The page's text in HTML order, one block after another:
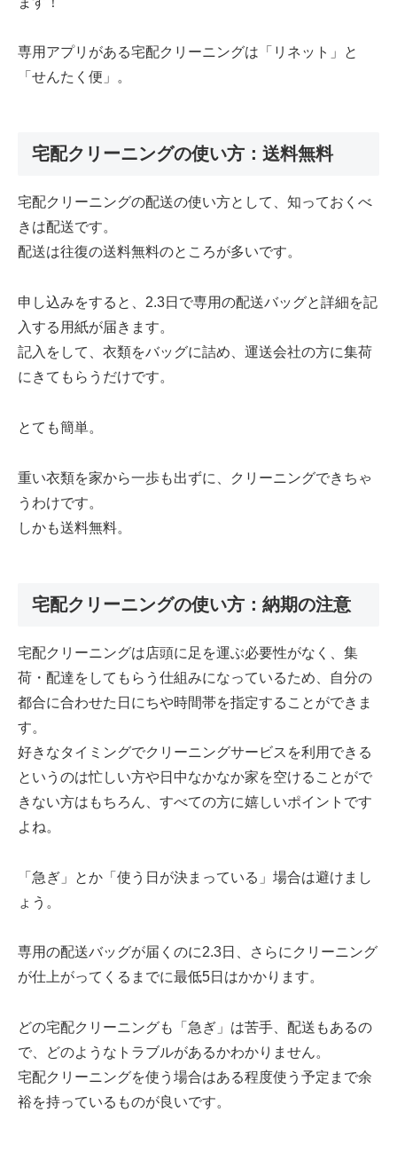
専用アプリがある宅配クリーニングは「リネット」と
「せんたく便」。
宅配クリーニングの使い方：送料無料
宅配クリーニングの配送の使い方として、知っておくべ
きは配送です。
配送は往復の送料無料のところが多いです。
申し込みをすると、2.3日で専用の配送バッグと詳細を記
入する用紙が届きます。
記入をして、衣類をバッグに詰め、運送会社の方に集荷
にきてもらうだけです。
とても簡単。
重い衣類を家から一歩も出ずに、クリーニングできちゃ
うわけです。
しかも送料無料。
宅配クリーニングの使い方：納期の注意
宅配クリーニングは店頭に足を運ぶ必要性がなく、集
荷・配達をしてもらう仕組みになっているため、自分の
都合に合わせた日にちや時間帯を指定することができま
す。
好きなタイミングでクリーニングサービスを利用できる
というのは忙しい方や日中なかなか家を空けることがで
きない方はもちろん、すべての方に嬉しいポイントです
よね。
「急ぎ」とか「使う日が決まっている」場合は避けまし
ょう。
専用の配送バッグが届くのに2.3日、さらにクリーニング
が仕上がってくるまでに最低5日はかかります。
どの宅配クリーニングも「急ぎ」は苦手、配送もあるの
で、どのようなトラブルがあるかわかりません。
宅配クリーニングを使う場合はある程度使う予定まで余
裕を持っているものが良いです。